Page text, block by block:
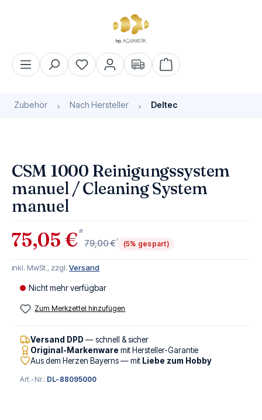
Warenkorb enthält 0
Zubehör Nach Hersteller Deltec
CSM 1000 Reinigungssystem
manuel / Cleaning System
manuel
75,05 €*
79,00 €* (5% gespart)
inkl. MwSt., zzgl. Versand
Nicht mehr verfügbar
Zum Merkzettel hinzufügen
Versand DPD — schnell & sicher
Original-Markenware mit Hersteller-Garantie
Aus dem Herzen Bayerns — mit Liebe zum Hobby
Art.-Nr.: DL-88095000